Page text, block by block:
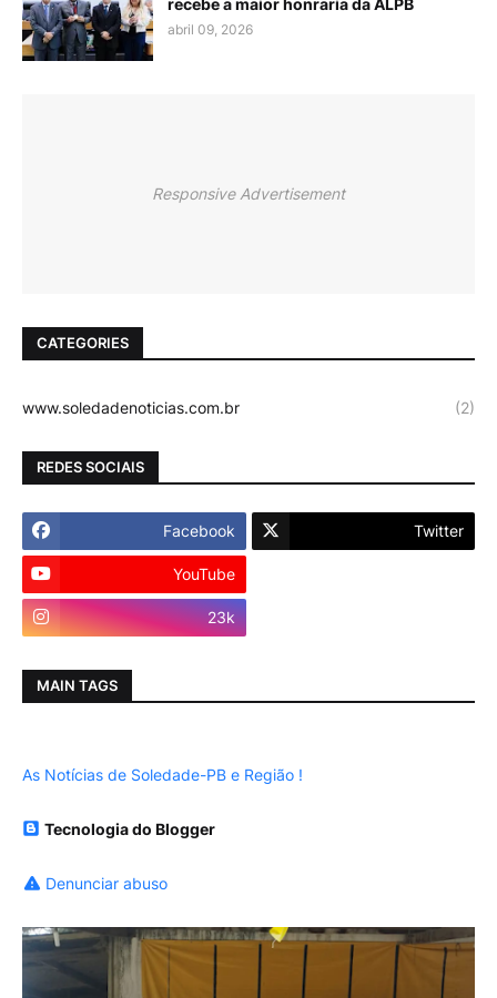
abril 09, 2026
Responsive Advertisement
CATEGORIES
www.soledadenoticias.com.br (2)
REDES SOCIAIS
Facebook Twitter
YouTube
23k
MAIN TAGS
As Notícias de Soledade-PB e Região !
Tecnologia do Blogger
Denunciar abuso